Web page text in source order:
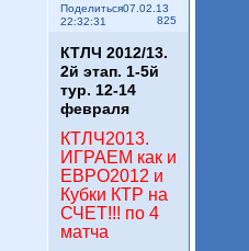
Поделиться
825
07.02.13
22:32:31
КТЛЧ 2012/13.
2й этап. 1-5й
тур. 12-14
февраля
КТЛЧ2013.
ИГРАЕМ как и
ЕВРО2012 и
Кубки КТР на
СЧЕТ!!! по 4
матча